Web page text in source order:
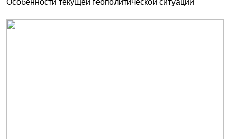
Особенности текущей геополитической ситуации